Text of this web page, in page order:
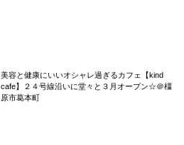
美容と健康にいいオシャレ過ぎるカフェ【kind
cafe】２４号線沿いに堂々と３月オープン☆＠橿
原市葛本町